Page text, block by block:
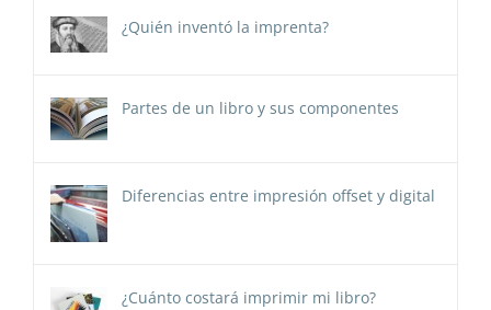
¿Quién inventó la imprenta?
Partes de un libro y sus componentes
Diferencias entre impresión offset y digital
¿Cuánto costará imprimir mi libro?